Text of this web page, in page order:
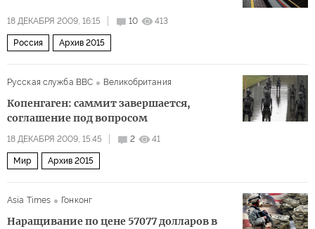
18 ДЕКАБРЯ 2009, 16:15 10 413
Россия Архив 2015
Русская служба BBC Великобритания
Копенгаген: cаммит завершается,
соглашение под вопросом
18 ДЕКАБРЯ 2009, 15:45 2 41
Мир Архив 2015
Asia Times Гонконг
Наращивание по цене 57077 долларов в